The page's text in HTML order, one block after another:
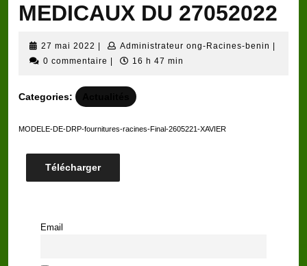
MEDICAUX DU 27052022
27 mai 2022 27
mai
Administrateur ong-Racines-benin
0 commentaire
16 h 47 min
Categories:
MODELE-DE-DRP-fournitures-racines-Final-2605221-XAVIER
Télécharger
Email